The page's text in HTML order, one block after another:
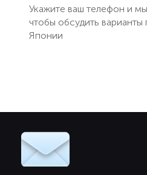
Укажите ваш телефон и
чтобы обсудить варианты
Японии